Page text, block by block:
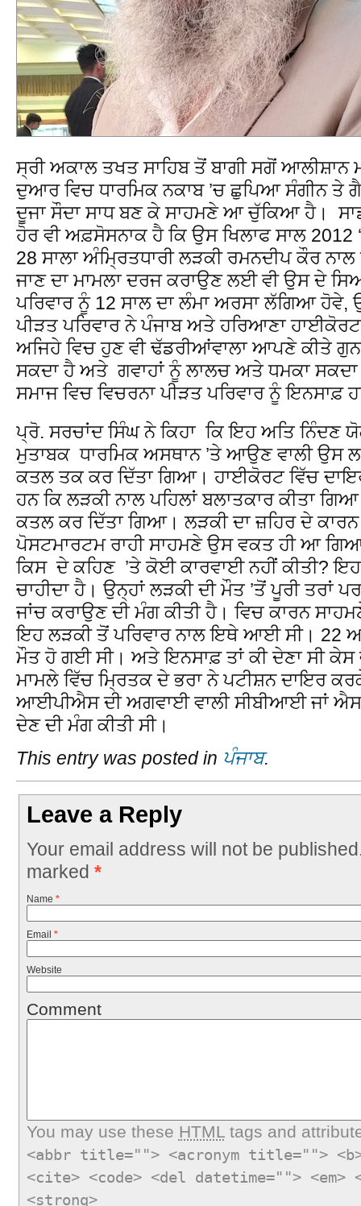
ਸ੍ਰੀ ਅਕਾਲ ਤਖਤ ਸਾਹਿਬ ਤੋਂ ਬਾਗੀ ਸਗੋਂ ਆਲੀਸ਼ਾਨ
ਦੁਆਰ ਵਿਚ ਧਾਰਮਿਕ ਨਕਾਬ ’ਚ ਛੁਪਿਆ ਸੰਗੀਨ ਤੇ
ਦੂਜਾ ਸੌਦਾ ਸਾਧ ਬਣ ਕੇ ਸਾਹਮਣੇ ਆ ਚੁੱਕਿਆ ਹੈ।
ਹੋਰ ਵੀ ਅਫ਼ਸੋਸਨਾਕ ਹੈ ਕਿ ਉਸ ਖਿਲਾਫ ਸਾਲ
28 ਸਾਲਾ ਅੰਮ੍ਰਿਤਧਾਰੀ ਲੜਕੀ ਰਮਨਦੀਪ ਕੌਰ
ਜਾਣ ਦਾ ਮਾਮਲਾ ਦਰਜ ਕਰਾਉਣ ਲਈ ਵੀ ਉਸ ਦੇ
ਪਰਿਵਾਰ ਨੂੰ 12 ਸਾਲ ਦਾ ਲੰਮਾ ਅਰਸਾ ਲੱਗਿਆ
ਪੀੜਤ ਪਰਿਵਾਰ ਨੇ ਪੰਜਾਬ ਅਤੇ ਹਰਿਆਣਾ
ਅਜਿਹੇ ਵਿਚ ਹੁਣ ਵੀ ਢੱਡਰੀਆਂਵਾਲਾ ਆਪਣੇ ਕੀਤੇ
ਸਕਦਾ ਹੈ ਅਤੇ ਗਵਾਹਾਂ ਨੂੰ ਲਾਲਚ ਅਤੇ ਧਮਕਾ
ਸਮਾਜ ਵਿਚ ਵਿਚਰਨਾ ਪੀੜਤ ਪਰਿਵਾਰ ਨੂੰ ਇਨਸਾਫ਼
ਪ੍ਰੋ. ਸਰਚਾਂਦ ਸਿੰਘ ਨੇ ਕਿਹਾ ਕਿ ਇਹ ਅਤਿ ਨਿੰਦਣ
ਮੁਤਾਬਕ ਧਾਰਮਿਕ ਅਸਥਾਨ ’ਤੇ ਆਉਣ ਵਾਲੀ ਉਸ
ਕਤਲ ਤਕ ਕਰ ਦਿੱਤਾ ਗਿਆ। ਹਾਈਕੋਰਟ ਵਿੱਚ
ਹਨ ਕਿ ਲੜਕੀ ਨਾਲ ਪਹਿਲਾਂ ਬਲਾਤਕਾਰ ਕੀਤਾ
ਕਤਲ ਕਰ ਦਿੱਤਾ ਗਿਆ। ਲੜਕੀ ਦਾ ਜ਼ਹਿਰ ਦੇ
ਪੋਸਟਮਾਰਟਮ ਰਾਹੀ ਸਾਹਮਣੇ ਉਸ ਵਕਤ ਹੀ ਆ
ਕਿਸ ਦੇ ਕਹਿਣ ’ਤੇ ਕੋਈ ਕਾਰਵਾਈ ਨਹੀਂ ਕੀਤੀ?
ਚਾਹੀਦਾ ਹੈ। ਉਨ੍ਹਾਂ ਲੜਕੀ ਦੀ ਮੌਤ ’ਤੋਂ ਪੂਰੀ ਤਰਾਂ
ਜਾਂਚ ਕਰਾਉਣ ਦੀ ਮੰਗ ਕੀਤੀ ਹੈ। ਵਿਚ ਕਾਰਨ
ਇਹ ਲੜਕੀ ਤੋਂ ਪਰਿਵਾਰ ਨਾਲ ਇਥੇ ਆਈ ਸੀ। 22
ਮੌਤ ਹੋ ਗਈ ਸੀ। ਅਤੇ ਇਨਸਾਫ਼ ਤਾਂ ਕੀ ਦੇਣਾ ਸੀ ਕੇਸ
ਮਾਮਲੇ ਵਿੱਚ ਮ੍ਰਿਤਕ ਦੇ ਭਰਾ ਨੇ ਪਟੀਸ਼ਨ ਦਾਇਰ
ਆਈਪੀਐਸ ਦੀ ਅਗਵਾਈ ਵਾਲੀ ਸੀਬੀਆਈ ਜਾਂ
ਦੇਣ ਦੀ ਮੰਗ ਕੀਤੀ ਸੀ।
This entry was posted in ਪੰਜਾਬ.
Leave a Reply
Your email address will not be
marked *
Name *
Email *
Website
Comment
You may use these HTMLtags and
<abbr title=""> <acronym title="">
<cite> <code> <del datetime="">
<strong>